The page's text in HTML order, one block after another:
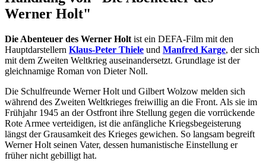
Werner Holt"
Die Abenteuer des Werner Holt ist ein DEFA-Film mit den
Hauptdarstellern Klaus-Peter Thiele und Manfred Karge, der sich
mit dem Zweiten Weltkrieg auseinandersetzt. Grundlage ist der
gleichnamige Roman von Dieter Noll.
Die Schulfreunde Werner Holt und Gilbert Wolzow melden sich
während des Zweiten Weltkrieges freiwillig an die Front. Als sie im
Frühjahr 1945 an der Ostfront ihre Stellung gegen die vorrückende
Rote Armee verteidigen, ist die anfängliche Kriegsbegeisterung
längst der Grausamkeit des Krieges gewichen. So langsam begreift
Werner Holt seinen Vater, dessen humanistische Einstellung er
früher nicht gebilligt hat.